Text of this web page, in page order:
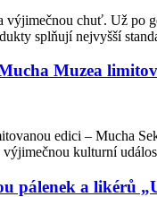
chuť. Už po
splňují nejvyšší
Muzea
edici – Mucha
kulturní
pálenek a likérů